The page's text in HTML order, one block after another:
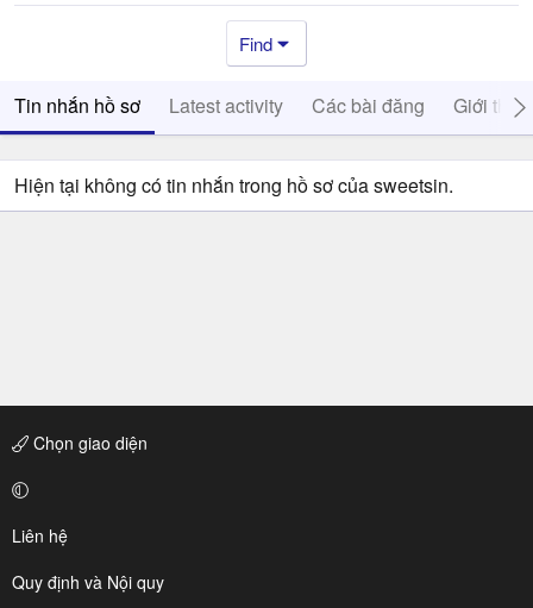
Find
Tin nhắn hồ sơ Latest activity Các bài đăng Giới thiệu
Hiện tại không có tin nhắn trong hồ sơ của sweetsin.
Chọn giao diện
Liên hệ
Quy định và Nội quy